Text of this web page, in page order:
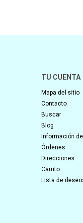
TU CUENTA
Mapa del sitio
Contacto
Buscar
Blog
Información
Órdenes
Direcciones
Carrito
Lista de